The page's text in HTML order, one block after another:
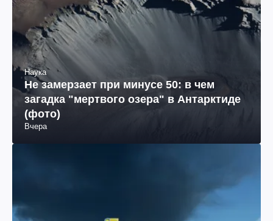
Наука
Не замерзает при минусе 50: в чем
загадка "мертвого озера" в Антарктиде
(фото)
Вчера